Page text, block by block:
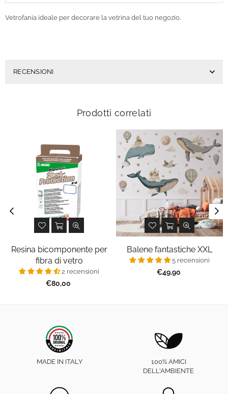
Vetrofania ideale per decorare la vetrina del tuo negozio.
RECENSIONI
Prodotti correlati
Resina bicomponente per
fibra di vetro
2 recensioni
Prezzo
€80,00
Balene fantastiche XXL
5 recensioni
Prezzo
€49,90
MADE IN ITALY
100% AMICI
DELL'AMBIENTE